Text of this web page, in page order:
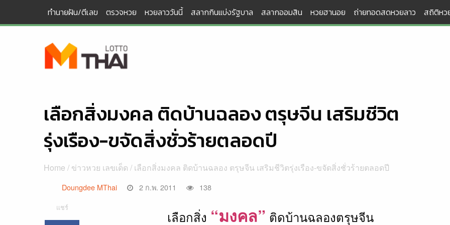
content
ทำนายฝัน/ตีเลข ตรวจหวย หวยลาววันนี้ สลากกินแบ่งรัฐบาล สลากออมสิน หวยฮานอย ถ่ายทอดสดหวยลาว สถิติหว
เลือกสิ่งมงคล ติดบ้านฉลอง ตรุษจีน เสริมชีวิต
รุ่งเรือง-ขจัดสิ่งชั่วร้ายตลอดปี
Home / ข่าวหวย เลขเด็ด / เลือกสิ่งมงคล ติดบ้านฉลอง ตรุษจีน เสริมชีวิตรุ่งเรือง-ขจัดสิ่งชั่วร้ายตลอดปี
Doungdee MThai 2 ก.พ. 2011 138
แชร์
เลือกสิ่ง “มงคล” ติดบ้านฉลองตรุษจีน